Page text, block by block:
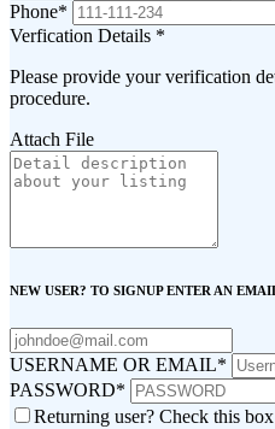
Phone*
Verfication Details *
Please provide your verification
procedure.
Attach File
NEW USER? TO SIGNUP ENTER AN
USERNAME OR EMAIL*
PASSWORD*
Returning user? Check this